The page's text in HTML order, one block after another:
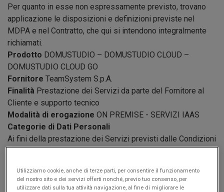
Per quanto in esse non espressamente previsto, trovano
applicazione le disposizioni e definizioni previste nel
MDPA e nel Contratto, che qui si intendono integralmente
richiamati.
Prodotto DOMUSTUDIO – DOMUSTUDIO CLOUD –
DOMUSTUDIO CLOUD GO
Fornitore TeamSystem S.p.A.
Finalità Prestazione dei Servizi da parte del Fornitore al
Cliente e supporto tecnico
Modalità di erogazione ON PREMISE - SERVIZI IAAS
Categorie di Dati Personali
Ai fini della prestazione dei Servizi previsti dalle Condizioni
Generali, il Fornitore tratta le seguenti categorie di Dati
(intendendosi per tale anche i relativi collaboratori
autorizzati ad utilizzare i Servizi e i soggetti in favore dei
Utilizziamo cookie, anche di terze parti, per consentire il funzionamento
del nostro sito e dei servizi offerti nonché, previo tuo consenso, per
utilizzare dati sulla tua attività navigazione, al fine di migliorare le